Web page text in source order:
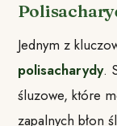
Jednym z
polisacharydy.
śluzowe, które
zapalnych błon